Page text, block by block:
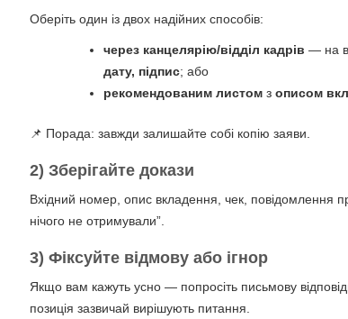
Оберіть один із двох надійних способів:
через канцелярію/відділ кадрів — на
дату, підпис; або
рекомендованим листом з описом
📌 Порада: завжди залишайте собі копію заяви.
2) Зберігайте докази
Вхідний номер, опис вкладення, чек, повідомлення
нічого не отримували”.
3) Фіксуйте відмову або ігнор
Якщо вам кажуть усно — попросіть письмову
позиція зазвичай вирішують питання.